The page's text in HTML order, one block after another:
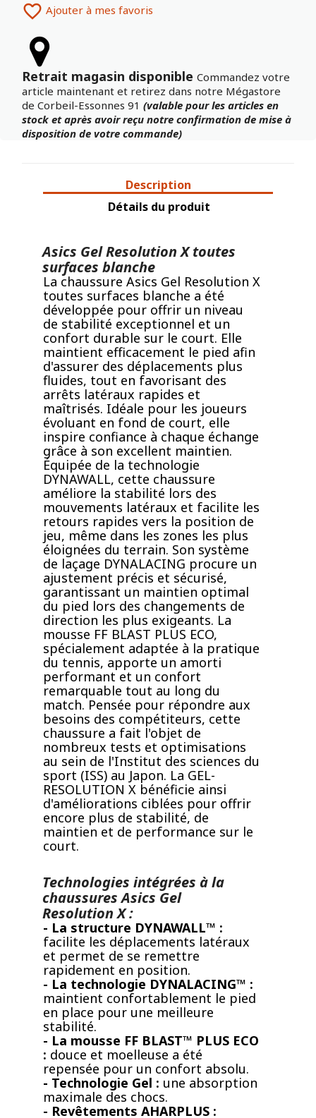
 Ajouter à mes favoris
Retrait magasin disponible Commandez votre
article maintenant et retirez dans notre Mégastore
de Corbeil-Essonnes 91 (valable pour les articles en
stock et après avoir reçu notre confirmation de mise à
disposition de votre commande)
Description
Détails du produit
Asics Gel Resolution X toutes
surfaces blanche
La chaussure Asics Gel Resolution X
toutes surfaces blanche a été
développée pour offrir un niveau
de stabilité exceptionnel et un
confort durable sur le court. Elle
maintient efficacement le pied afin
d'assurer des déplacements plus
fluides, tout en favorisant des
arrêts latéraux rapides et
maîtrisés. Idéale pour les joueurs
évoluant en fond de court, elle
inspire confiance à chaque échange
grâce à son excellent maintien.
Équipée de la technologie
DYNAWALL, cette chaussure
améliore la stabilité lors des
mouvements latéraux et facilite les
retours rapides vers la position de
jeu, même dans les zones les plus
éloignées du terrain. Son système
de laçage DYNALACING procure un
ajustement précis et sécurisé,
garantissant un maintien optimal
du pied lors des changements de
direction les plus exigeants. La
mousse FF BLAST PLUS ECO,
spécialement adaptée à la pratique
du tennis, apporte un amorti
performant et un confort
remarquable tout au long du
match. Pensée pour répondre aux
besoins des compétiteurs, cette
chaussure a fait l'objet de
nombreux tests et optimisations
au sein de l'Institut des sciences du
sport (ISS) au Japon. La GEL-
RESOLUTION X bénéficie ainsi
d'améliorations ciblées pour offrir
encore plus de stabilité, de
maintien et de performance sur le
court.
Technologies intégrées à la
chaussures Asics Gel
Resolution X :
- La structure DYNAWALL™ :
facilite les déplacements latéraux
et permet de se remettre
rapidement en position.
- La technologie DYNALACING™ :
maintient confortablement le pied
en place pour une meilleure
stabilité.
- La mousse FF BLAST™ PLUS ECO
: douce et moelleuse a été
repensée pour un confort absolu.
- Technologie Gel : une absorption
maximale des chocs.
- Revêtements AHARPLUS :